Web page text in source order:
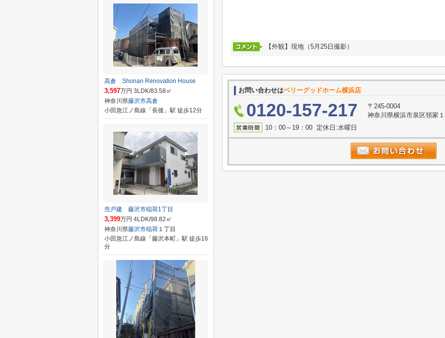
【外観】現地（5月25日撮影）
お問い合わせはベリーグッドホーム横浜店
0120-157-217
〒245-0004
神奈川県横浜市泉区領家
10：00～19：00 定休日:水曜日
高倉 Shonan Renovation House
3,597万円 3LDK/83.58㎡
神奈川県藤沢市高倉
小田急江ノ島線「長後」駅 徒歩12分
売戸建 藤沢市稲荷1丁目
3,399万円 4LDK/98.82㎡
神奈川県藤沢市稲荷 １丁目
小田急江ノ島線「藤沢本町」駅 徒歩16
分